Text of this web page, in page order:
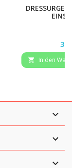
 In den


